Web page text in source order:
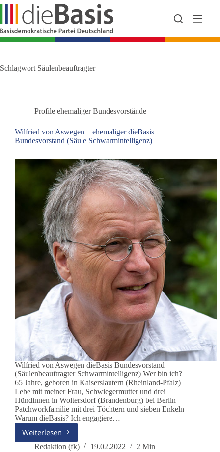
Zum
springen
Schlagwort Säulenbeauftragter
Profile ehemaliger Bundesvorstände
Wilfried von Aswegen – ehemaliger dieBasis
Bundesvorstand (Säule Schwarmintelligenz)
Wilfried von Aswegen dieBasis Bundesvorstand
(Säulenbeauftragter Schwarmintelligenz) Wer bin ich?
65 Jahre, geboren in Kaiserslautern (Rheinland-Pfalz)
Lebe mit meiner Frau, Schwiegermutter und drei
Hündinnen in Woltersdorf (Brandenburg) bei Berlin
Patchworkfamilie mit drei Töchtern und sieben Enkeln
Warum dieBasis? Ich engagiere…
Weiterlesen
Wilfried
von
Redaktion (fk) 19.02.2022 2 Min